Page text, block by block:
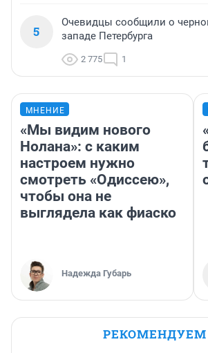
5
Очевидцы сообщили о
западе Петербурга
2 775 1
МНЕНИЕ
«Мы видим нового
Нолана»: с каким
настроем нужно
смотреть «Одиссею»,
чтобы она не
выглядела как фиаско
Надежда Губарь
РЕКОМЕНДУЕМ